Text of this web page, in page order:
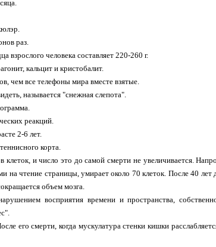
раз.
взрослого человека составляет 220-260 г.
кальцит и кристобалит.
чем все телефоны мира вместе взятые.
называется "снежная слепота".
реакций.
2-6 лет.
корта.
и число это до самой смерти не увеличивается.
чтение страницы, умирает около 70 клеток. После 40 лет
объем мозга.
восприятия времени и пространства,
его смерти, когда мускулатура стенки кишки